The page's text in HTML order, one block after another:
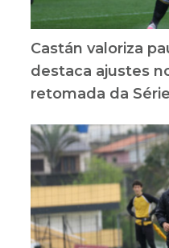
Castán valoriza
destaca ajustes
retomada da